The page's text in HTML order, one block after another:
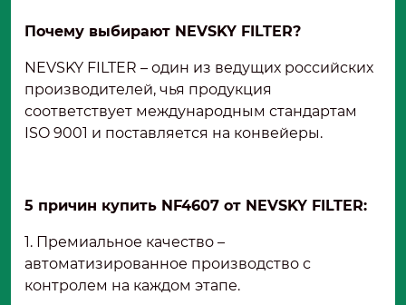
Почему выбирают NEVSKY FILTER?
NEVSKY FILTER – один из ведущих российских
производителей, чья продукция
соответствует международным стандартам
ISO 9001 и поставляется на конвейеры.
5 причин купить NF4607 от NEVSKY FILTER:
1. Премиальное качество –
автоматизированное производство с
контролем на каждом этапе.